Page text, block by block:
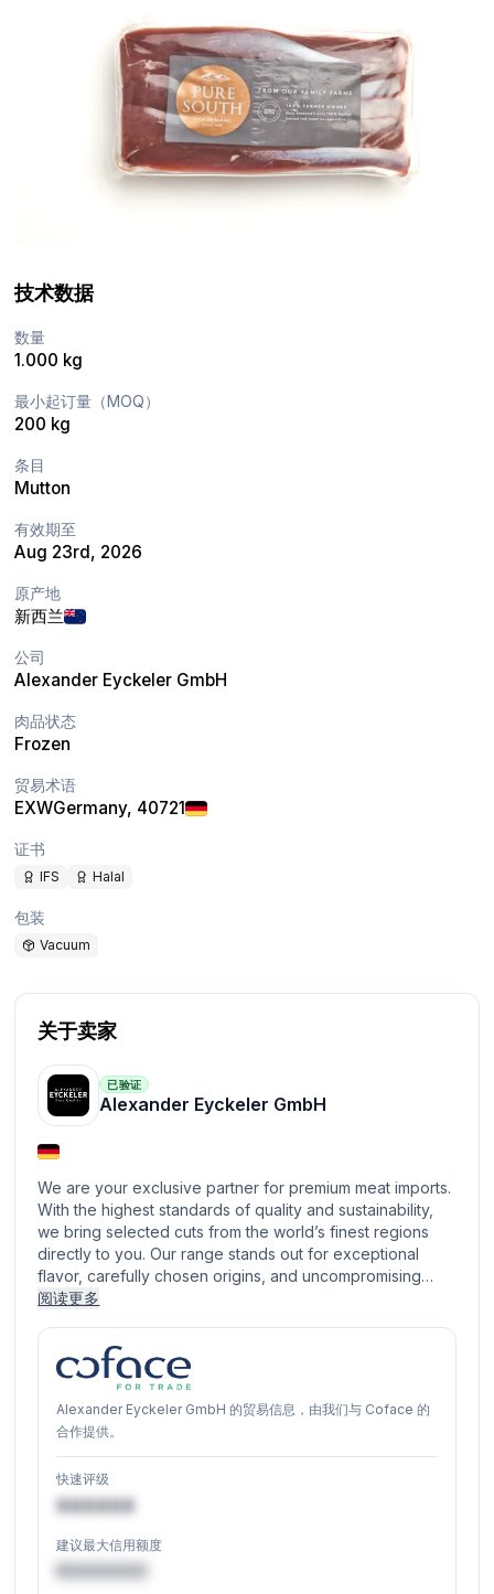
技术数据
数量
1.000 kg
最小起订量（MOQ）
200 kg
条目
Mutton
有效期至
Aug 23rd, 2026
原产地
新西兰
公司
Alexander Eyckeler GmbH
肉品状态
Frozen
贸易术语
EXWGermany, 40721
证书
IFS Halal
包装
Vacuum
关于卖家
已验证
Alexander Eyckeler GmbH
We are your exclusive partner for premium meat imports.
With the highest standards of quality and sustainability,
we bring selected cuts from the world’s finest regions
directly to you. Our range stands out for exceptional
flavor, carefully chosen origins, and uncompromising…
阅读更多
Alexander Eyckeler GmbH 的贸易信息，由我们与 Coface 的
合作提供。
快速评级
XXXXXX
建议最大信用额度
€XXXXXX